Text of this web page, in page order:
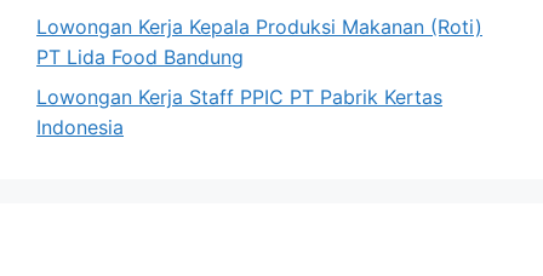
Lowongan Kerja Kepala Produksi Makanan (Roti)
PT Lida Food Bandung
Lowongan Kerja Staff PPIC PT Pabrik Kertas
Indonesia